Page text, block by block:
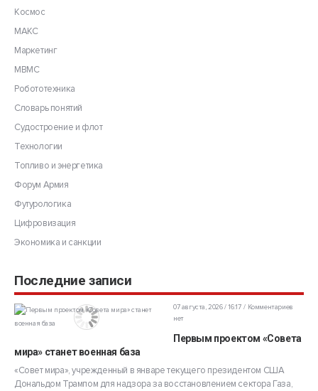
Космос
МАКС
Маркетинг
МВМС
Робототехника
Словарь понятий
Судостроение и флот
Технологии
Топливо и энергетика
Форум Армия
Футурологика
Цифровизация
Экономика и санкции
Последние записи
07 августа, 2026 / 16:17
Комментариев
нет
Первым проектом «Совета
мира» станет военная база
«Совет мира», учрежденный в январе текущего президентом США
Дональдом Трампом для надзора за восстановлением сектора Газа,